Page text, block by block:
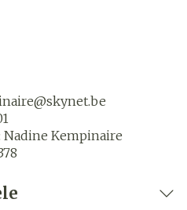
skynet.be
Nadine Kempinaire